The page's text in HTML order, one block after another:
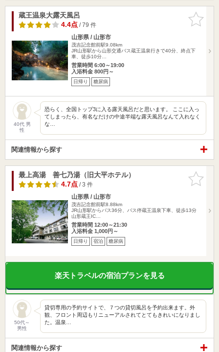
お気に入
りに追加
蔵王温泉大露天風呂
4.4点/ 79 件
山形県 / 山形市
茂吉記念館前駅9.08km
JR山形駅から山形交通バス蔵王温泉行きで40分、終点下
車、徒歩10分…
営業時間 6:00～19:00
入浴料金 800円～
日帰り 糖尿病
40代 男
性
恐らく、全国トップ3に入る露天風呂だと思います。 ここに入っ
てしまったら、有名なだけの中途半端な露天風呂なんて入れなく
な…
関連情報から探す
お気に入
りに追加
最上高湯 善七乃湯（旧大平ホテル）
4.7点/ 3 件
山形県 / 山形市
茂吉記念館前駅8.88km
JR山形駅からバス36分、バス停蔵王温泉下車、徒歩13分
山形蔵王IC…
営業時間 12:00～21:30
入浴料金 1,000円～
日帰り 宿泊 糖尿病
楽天トラベルの宿泊プランを見る
50代～
男性
貸切専用の予約サイトで、７つの貸切風呂を予約出来ます。外
観、フロント周辺もリニューアルされてとてもきれいになりまし
た。温泉…
関連情報から探す